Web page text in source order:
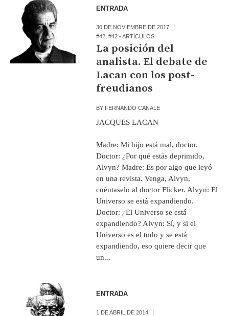
ENTRADA
30 DE NOVIEMBRE DE 2017
#42 ,#42 - ARTÍCULOS
La posición del
analista. El debate de
Lacan con los post-
freudianos
BY FERNANDO CANALE
JACQUES LACAN
Madre: Mi hijo está mal, doctor.
Doctor: ¿Por qué estás deprimido,
Alvyn? Madre: Es por algo que leyó
en una revista. Venga, Alvyn,
cuéntaselo al doctor Flicker. Alvyn: El
Universo se está expandiendo.
Doctor: ¿El Universo se está
expandiendo? Alvyn: Sí, y si el
Universo es el todo y se está
expandiendo, eso quiere decir que
un...
ENTRADA
1 DE ABRIL DE 2014